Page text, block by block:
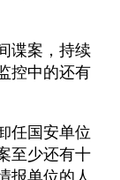
谍案，持续
控中的还有
任国安单位
至少还有十
报单位的人